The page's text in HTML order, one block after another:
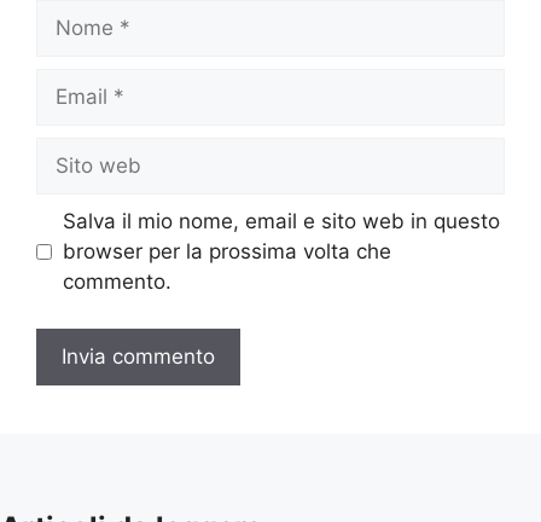
Nome
Email
Sito
web
Salva il mio nome, email e sito web in questo
browser per la prossima volta che
commento.